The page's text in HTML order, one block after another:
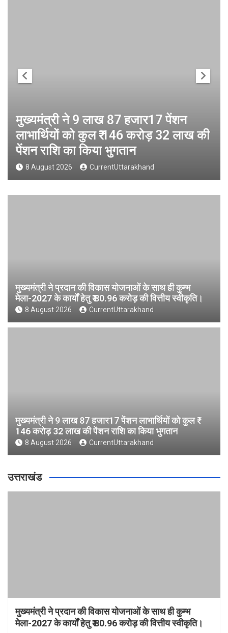
मुख्यमंत्री ने 9 लाख 87 हजार17 पेंशन
लाभार्थियों को कुल ₹ 146 करोड़ 32 लाख की
पेंशन राशि का किया भुगतान
8 August 2026 CurrentUttarakhand
मुख्यमंत्री ने प्रदान की विकास योजनाओं के साथ ही कुम्भ
मेला-2027 के कार्यों हेतु ₹ 80.96 करोड़ की वित्तीय स्वीकृति।
8 August 2026 CurrentUttarakhand
मुख्यमंत्री ने 9 लाख 87 हजार17 पेंशन लाभार्थियों को कुल ₹
146 करोड़ 32 लाख की पेंशन राशि का किया भुगतान
8 August 2026 CurrentUttarakhand
उत्तराखंड
मुख्यमंत्री ने प्रदान की विकास योजनाओं के साथ ही कुम्भ
मेला-2027 के कार्यों हेतु ₹ 80.96 करोड़ की वित्तीय स्वीकृति।